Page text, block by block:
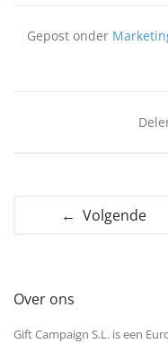
Gepost onder
← Volgende
Over ons
Gift Campaign S.L. is een